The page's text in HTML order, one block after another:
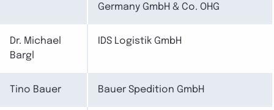
Germany GmbH & Co. OHG
Dr. Michael
Bargl
IDS Logistik GmbH
Tino Bauer Bauer Spedition GmbH